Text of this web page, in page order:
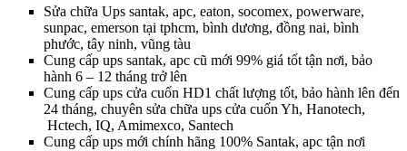
Sửa chữa Ups santak, apc, eaton, socomex, powerware,
sunpac, emerson tại tphcm, bình dương, đồng nai, bình
phước, tây ninh, vũng tàu
Cung cấp ups santak, apc cũ mới 99% giá tốt tận nơi, bảo
hành 6 – 12 tháng trở lên
Cung cấp ups cửa cuốn HD1 chất lượng tốt, bảo hành lên đến
24 tháng, chuyên sửa chữa ups cửa cuốn Yh, Hanotech,
Hctech, IQ, Amimexco, Santech
Cung cấp ups mới chính hãng 100% Santak, apc tận nơi